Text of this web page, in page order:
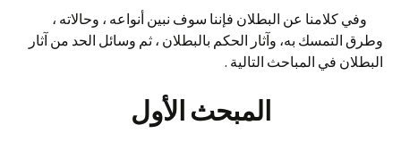
وفي كلامنا عن البطلان فإننا سوف نبين أنواعه ، وحالاته ،
وطرق التمسك به، وآثار الحكم بالبطلان ، ثم وسائل الحد من آثار
البطلان في المباحث التالية .
المبحث الأول